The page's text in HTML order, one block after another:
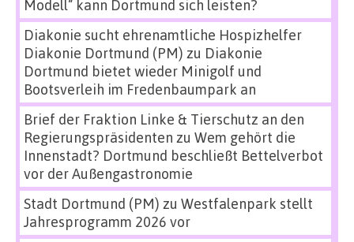
Modell“ kann Dortmund sich leisten?
Diakonie sucht ehrenamtliche Hospizhelfer
Diakonie Dortmund (PM) zu Diakonie
Dortmund bietet wieder Minigolf und
Bootsverleih im Fredenbaumpark an
Brief der Fraktion Linke & Tierschutz an den
Regierungspräsidenten zu Wem gehört die
Innenstadt? Dortmund beschließt Bettelverbot
vor der Außengastronomie
Stadt Dortmund (PM) zu Westfalenpark stellt
Jahresprogramm 2026 vor